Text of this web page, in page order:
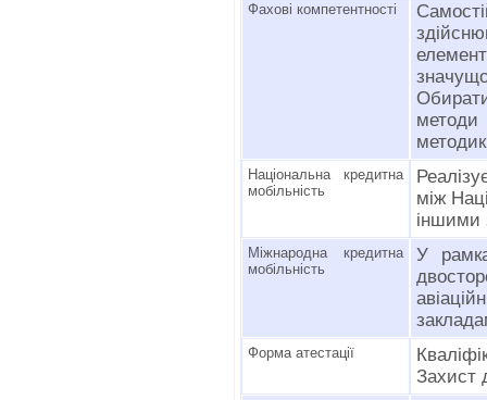
Фахові компетентності
Національна кредитна
мобільність
між
іншими
Міжнародна кредитна
мобільність
У
Форма атестації
Захист